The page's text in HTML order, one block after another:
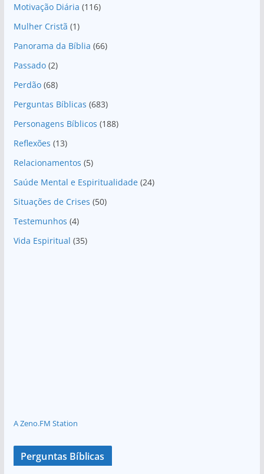
Motivação Diária (116)
Mulher Cristã (1)
Panorama da Bíblia (66)
Passado(2)
Perdão(68)
Perguntas Bíblicas (683)
Personagens Bíblicos (188)
Reflexões (13)
Relacionamentos (5)
Saúde Mental e Espiritualidade(24)
Situações de Crises (50)
Testemunhos (4)
Vida Espiritual (35)
A Zeno.FM Station
Perguntas Bíblicas